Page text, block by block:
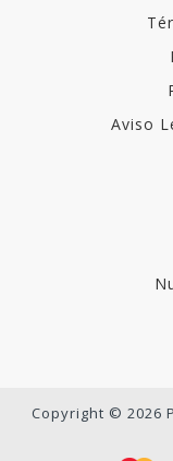
Aviso
Copyright © 2026